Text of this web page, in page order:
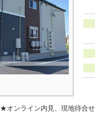
★オンライン内見、現地待合